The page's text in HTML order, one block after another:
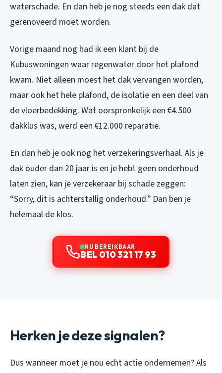
waterschade. En dan heb je nog steeds een dak dat
gerenoveerd moet worden.
Vorige maand nog had ik een klant bij de
Kubuswoningen waar regenwater door het plafond
kwam. Niet alleen moest het dak vervangen worden,
maar ook het hele plafond, de isolatie en een deel van
de vloerbedekking. Wat oorspronkelijk een €4.500
dakklus was, werd een €12.000 reparatie.
En dan heb je ook nog het verzekeringsverhaal. Als je
dak ouder dan 20 jaar is en je hebt geen onderhoud
laten zien, kan je verzekeraar bij schade zeggen:
“Sorry, dit is achterstallig onderhoud.” Dan ben je
helemaal de klos.
NU BEREIKBAAR
BEL 010 321 17 93
Herken je deze signalen?
Dus wanneer moet je nou echt actie ondernemen? Als